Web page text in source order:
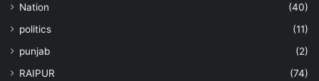
Nation
(40)
politics
(11)
punjab
(2)
RAIPUR
(74)